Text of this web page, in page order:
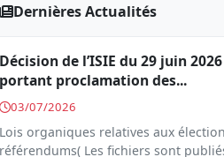
Dernières Actualités
Décision de l’ISIE du 29 juin 2026
portant proclamation des...
03/07/2026
Lois organiques relatives aux
référendums( Les fichiers sont